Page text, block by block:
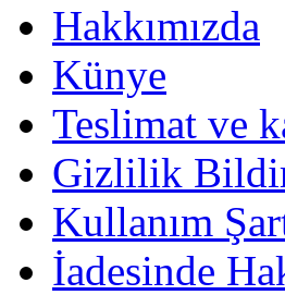
Hakkımızda
Künye
Teslimat ve
Gizlilik
Kullanım
İadesinde